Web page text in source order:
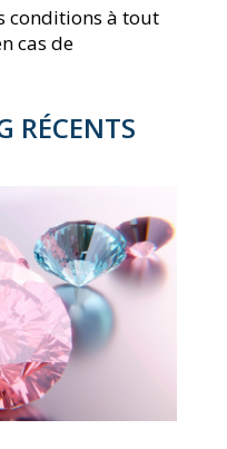
conditions à tout
cas de
RÉCENTS